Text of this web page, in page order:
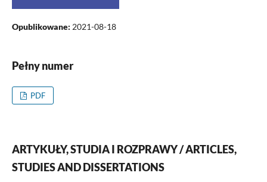
Opublikowane: 2021-08-18
Pełny numer
PDF
ARTYKUŁY, STUDIA I ROZPRAWY / ARTICLES,
STUDIES AND DISSERTATIONS